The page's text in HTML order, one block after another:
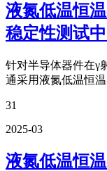
液氮低温恒
稳定性测试
针对半导体器件在γ
通采用液氮低温恒
31
2025-03
液氮低温恒